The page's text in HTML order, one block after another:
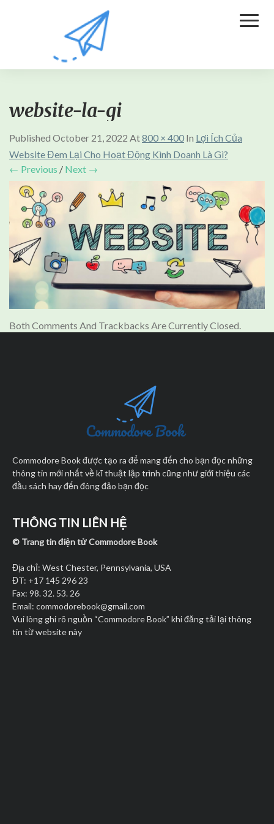
website-la-gi
Published October 21, 2022 At800 × 400 In Lợi Ích Của
Website Đem Lại Cho Hoạt Động Kình Doanh Là Gì?
← Previous / Next →
Both Comments And Trackbacks Are Currently Closed.
Commodore Book được tạo ra để mang đến cho bạn đọc những
thông tin mới nhất về kĩ thuật lập trình cũng như giới thiệu các
đầu sách hay đến đông đảo bạn đọc
THÔNG TIN LIÊN HỆ
© Trang tin điện tử Commodore Book
Địa chỉ: West Chester, Pennsylvania, USA
ĐT: +17 145 296 23
Fax: 98. 32. 53. 26
Email: commodorebook@gmail.com
Vui lòng ghi rõ nguồn “Commodore Book” khi đăng tải lại thông
tin từ website này